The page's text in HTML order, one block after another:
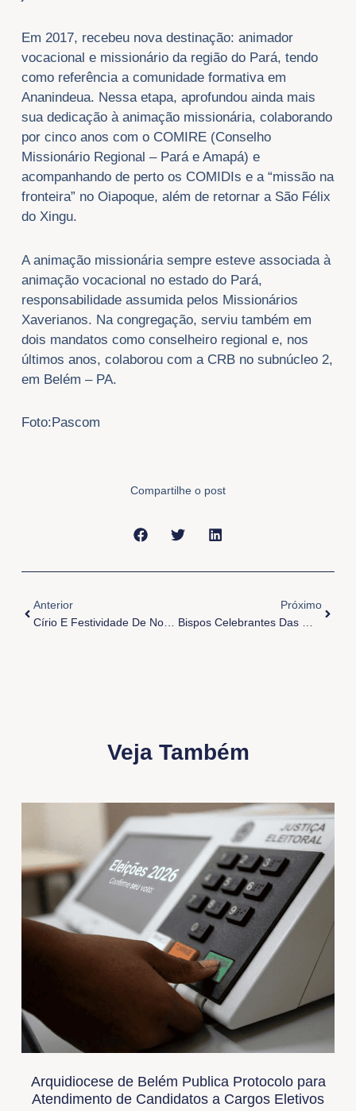
Em 2017, recebeu nova destinação: animador
vocacional e missionário da região do Pará, tendo
como referência a comunidade formativa em
Ananindeua. Nessa etapa, aprofundou ainda mais
sua dedicação à animação missionária, colaborando
por cinco anos com o COMIRE (Conselho
Missionário Regional – Pará e Amapá) e
acompanhando de perto os COMIDIs e a “missão na
fronteira” no Oiapoque, além de retornar a São Félix
do Xingu.
A animação missionária sempre esteve associada à
animação vocacional no estado do Pará,
responsabilidade assumida pelos Missionários
Xaverianos. Na congregação, serviu também em
dois mandatos como conselheiro regional e, nos
últimos anos, colaborou com a CRB no subnúcleo 2,
em Belém – PA.
Foto:Pascom
Compartilhe o post
Anterior
Círio E Festividade De Nossa Senhora Do Bom Remédio
Próximo
Bispos Celebrantes Das Missas Do Círio 2025
Veja Também
Arquidiocese de Belém Publica Protocolo para
Atendimento de Candidatos a Cargos Eletivos